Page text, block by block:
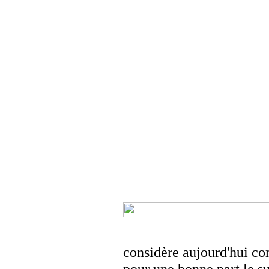
considère aujourd'hui